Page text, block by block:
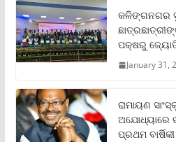
କଳିଙ୍ଗନଗର
ପକ୍ଷରୁ
January 31,
ରାମାୟଣ
ଅଯୋଧ୍ୟାରେ
ପ୍ରଥମ